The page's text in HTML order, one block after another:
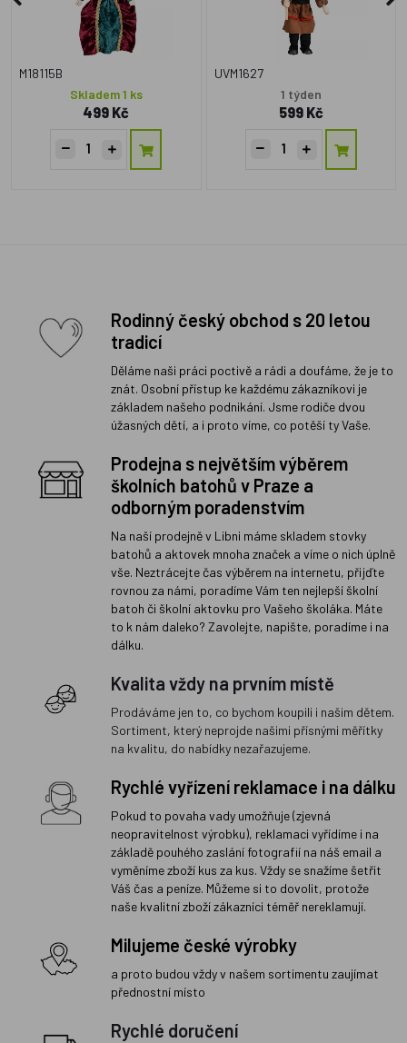
M18115B
Skladem 1 ks
499 Kč
UVM1627
1 týden
599 Kč
Rodinný český obchod s 20 letou
tradicí
Děláme naši práci poctivě a rádi a doufáme, že je to
znát. Osobní přístup ke každému zákazníkovi je
základem našeho podnikání. Jsme rodiče dvou
úžasných dětí, a i proto víme, co potěší ty Vaše.
Prodejna s největším výběrem
školních batohů v Praze a
odborným poradenstvím
Na naší prodejně v Libni máme skladem stovky
batohů a aktovek mnoha značek a víme o nich úplně
vše. Neztrácejte čas výběrem na internetu, přijďte
rovnou za námi, poradíme Vám ten nejlepší školní
batoh či školní aktovku pro Vašeho školáka. Máte
to k nám daleko? Zavolejte, napište, poradíme i na
dálku.
Kvalita vždy na prvním místě
Prodáváme jen to, co bychom koupili i našim dětem.
Sortiment, který neprojde našimi přísnými měřítky
na kvalitu, do nabídky nezařazujeme.
Rychlé vyřízení reklamace i na dálku
Pokud to povaha vady umožňuje (zjevná
neopravitelnost výrobku), reklamaci vyřídíme i na
základě pouhého zaslání fotografií na náš email a
vyměníme zboží kus za kus. Vždy se snažíme šetřit
Váš čas a peníze. Můžeme si to dovolit, protože
naše kvalitní zboží zákazníci téměř nereklamují.
Milujeme české výrobky
a proto budou vždy v našem sortimentu zaujímat
přednostní místo
Rychlé doručení